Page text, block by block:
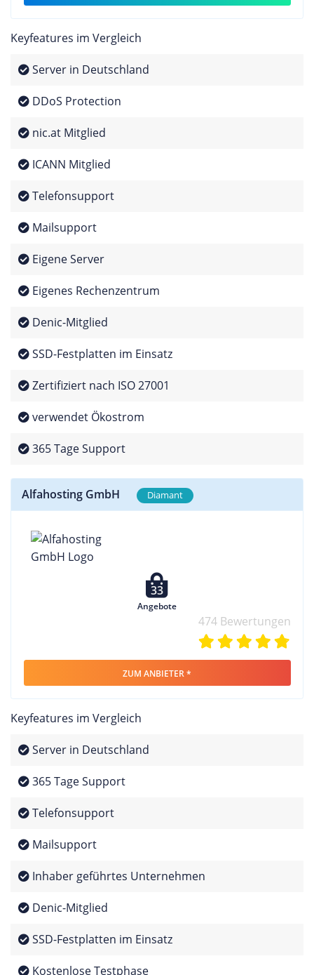
Keyfeatures im Vergleich
Server in Deutschland
DDoS Protection
nic.at Mitglied
ICANN Mitglied
Telefonsupport
Mailsupport
Eigene Server
Eigenes Rechenzentrum
Denic-Mitglied
SSD-Festplatten im Einsatz
Zertifiziert nach ISO 27001
verwendet Ökostrom
365 Tage Support
Alfahosting GmbH Diamant
33
Angebote
474 Bewertungen
ZUM ANBIETER *
Keyfeatures im Vergleich
Server in Deutschland
365 Tage Support
Telefonsupport
Mailsupport
Inhaber geführtes Unternehmen
Denic-Mitglied
SSD-Festplatten im Einsatz
Kostenlose Testphase